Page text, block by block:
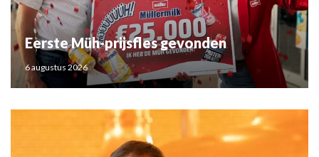
Eerste Müh-prijsfles gevonden
6 augustus 2026